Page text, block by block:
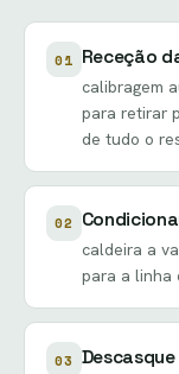
01 Receção
calibragem
para retirar
de tudo o
02
caldeira a
para a linha
03 Descasque